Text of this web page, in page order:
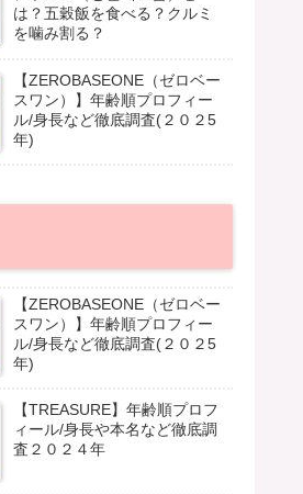
は？五穀飯を食べる？クルミ
を噛み割る？
【ZEROBASEONE（ゼロベー
スワン）】年齢順プロフィー
ル/身長など徹底調査(２０２5
年)
【ZEROBASEONE（ゼロベー
スワン）】年齢順プロフィー
ル/身長など徹底調査(２０２5
年)
【TREASURE】年齢順プロフ
ィール/身長や本名など徹底調
査２０２４年